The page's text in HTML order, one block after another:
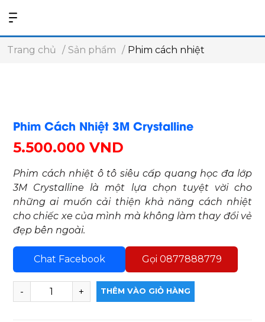
Trang chủ Sản phẩm Phim cách nhiệt
Phim Cách Nhiệt 3M Crystalline
5.500.000 VND
Phim cách nhiệt ô tô siêu cấp quang học đa lớp
3M Crystalline là một lựa chọn tuyệt vời cho
những ai muốn cải thiện khả năng cách nhiệt
cho chiếc xe của mình mà không làm thay đổi vẻ
đẹp bên ngoài.
Chat Facebook Gọi 0877888779
THÊM VÀO GIỎ HÀNG